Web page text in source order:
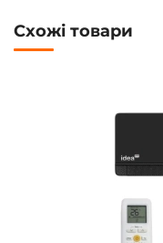
Схожі товари